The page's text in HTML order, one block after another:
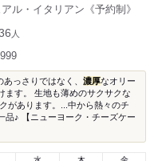
ル・イタリアン《予約制》
人
っさりではなく、 濃厚なオリー
ます。 生地も薄めのサクサクな
があります。...中から熱々のチ
品♪ 【ニューヨーク・チーズケー